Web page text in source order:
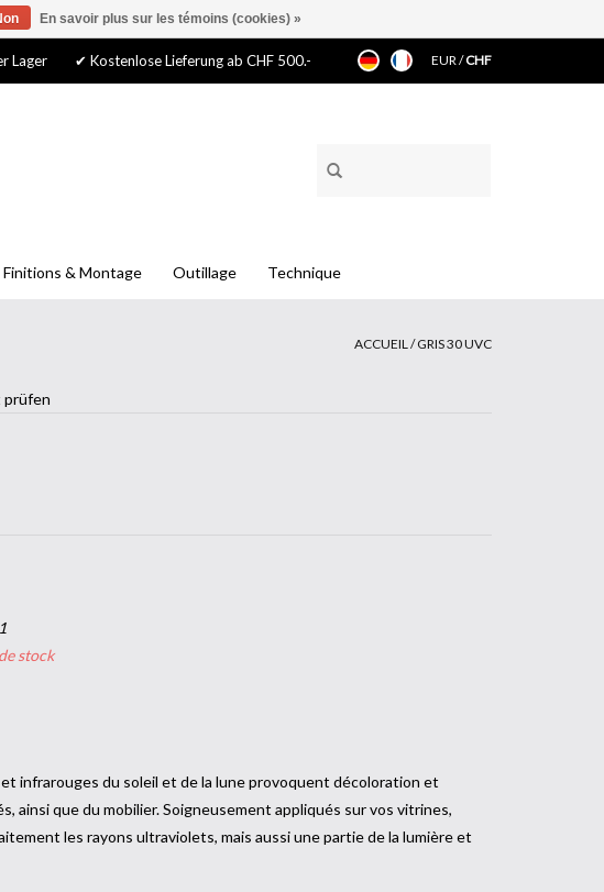
Lager ✔ Kostenlose Lieferung ab CHF 500.- EUR/CHF
Finitions & Montage Outillage Technique
ACCUEIL/GRIS 30 UVC
prüfen
stock
UV.
infrarouges du soleil et de la lune provoquent décoloration et
ainsi que du mobilier. Soigneusement appliqués sur vos vitrines,
les rayons ultraviolets, mais aussi une partie de la lumière et
En savoir plus sur les témoins (cookies) »